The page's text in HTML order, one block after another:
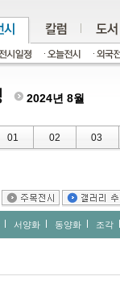
2024년 8월
01 02 03
서양화 동양화 조각